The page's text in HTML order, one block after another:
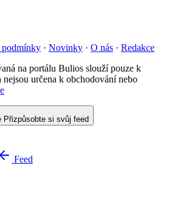
· Novinky · O nás · Redakce
na portálu Bulios slouží pouze k
určena k obchodování nebo
Přizpůsobte si svůj feed
Feed